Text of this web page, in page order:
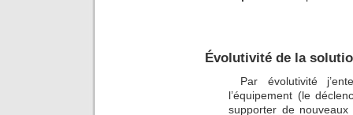
Évolutivité de la
Par évolutivité
l’équipement (le
supporter de